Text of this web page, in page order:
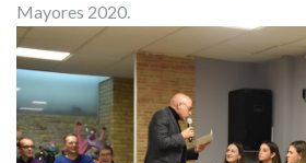
Mayores 2020.